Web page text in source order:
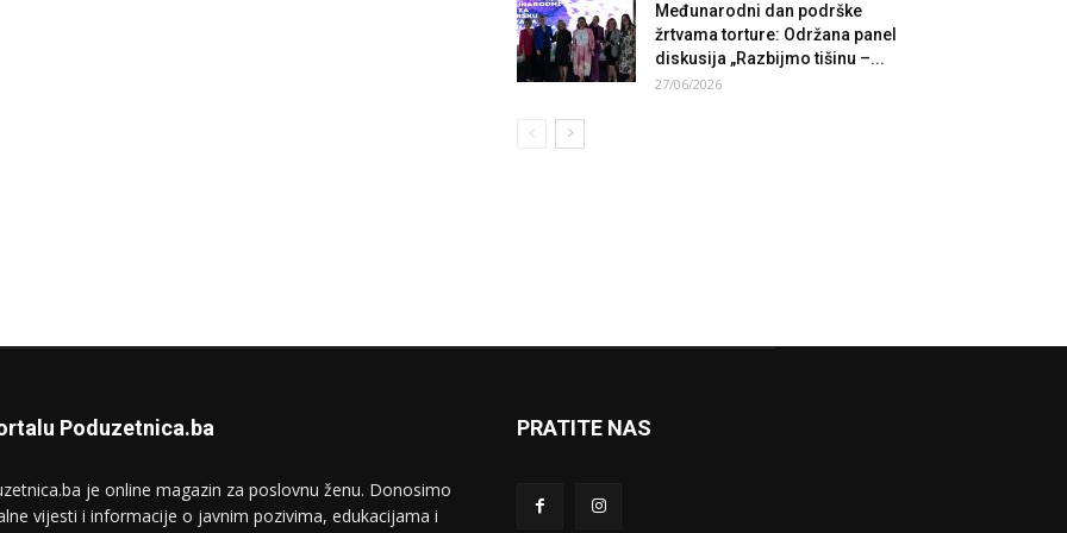
Međunarodni dan podrške
žrtvama torture: Održana panel
diskusija „Razbijmo tišinu –...
27/06/2026
Poduzetnica.ba
je online magazin za poslovnu ženu. Donosimo
vijesti i informacije o javnim pozivima, edukacijama i
PRATITE NAS